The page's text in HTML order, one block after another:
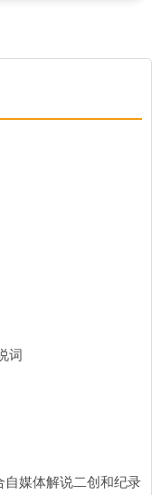
词
自媒体解说二创和纪录